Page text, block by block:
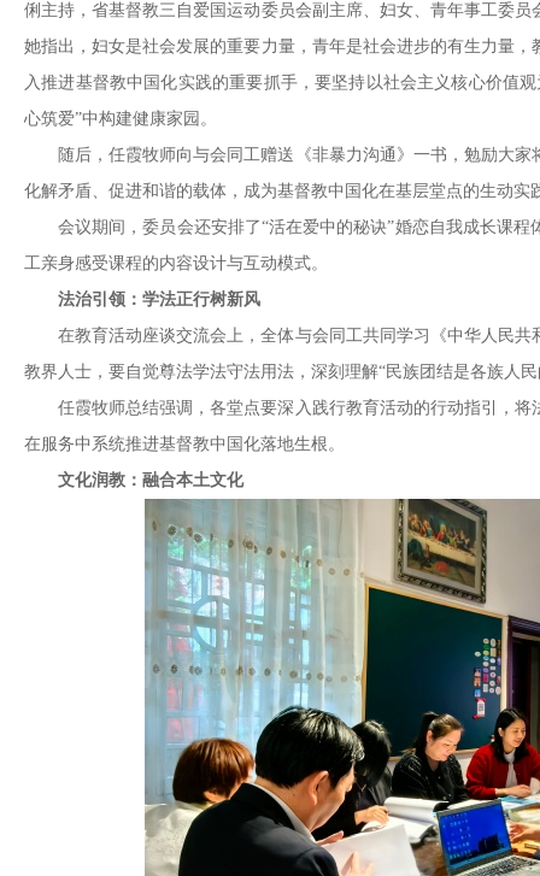
俐主持，省基督教三自爱国运动委员会副主席、妇女、青年事工委
她指出，妇女是社会发展的重要力量，青年是社会进步的有生力量
入推进基督教中国化实践的重要抓手，要坚持以社会主义核心价值
心筑爱”中构建健康家园。
随后，任霞牧师向与会同工赠送《非暴力沟通》一书，勉励大
化解矛盾、促进和谐的载体，成为基督教中国化在基层堂点的生动实
会议期间，委员会还安排了“活在爱中的秘诀”婚恋自我成长课程
工亲身感受课程的内容设计与互动模式。
法治引领：学法正行树新风
在教育活动座谈交流会上，全体与会同工共同学习《中华人民
教界人士，要自觉尊法学法守法用法，深刻理解“民族团结是各族人
任霞牧师总结强调，各堂点要深入践行教育活动的行动指引，
在服务中系统推进基督教中国化落地生根。
文化润教：融合本土文化